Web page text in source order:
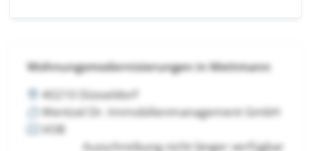
Wohnungsmodernisierungen in Mettmann
40210 Düsseldorf
Wentzel Dr. Immobilienmanagement GmbH
VOB
Ausschreibung nicht länger verfügbar